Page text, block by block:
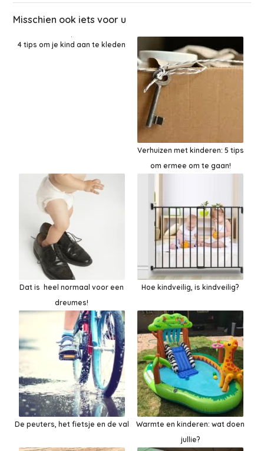
Misschien ook iets voor u
4 tips om je kind aan te kleden
Verhuizen met kinderen: 5 tips
om ermee om te gaan!
Dat is heel normaal voor een
dreumes!
Hoe kindveilig, is kindveilig?
De peuters, het fietsje en de val
Warmte en kinderen: wat doen
jullie?